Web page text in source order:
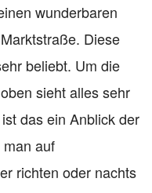
wunderbaren
Diese
beliebt. Um die
sieht alles sehr
das ein Anblick der
auf
richten oder nachts